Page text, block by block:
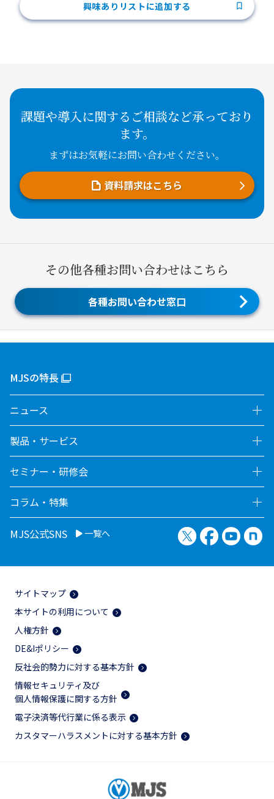
興味ありリストに追加する
課題や導入に関するご相談など承っており
ます。
まずはお気軽にお問い合わせください。
資料請求はこちら
その他各種お問い合わせはこちら
各種お問い合わせ窓口
MJSの特長
ニュース
製品・サービス
セミナー・研修会
コラム・特集
MJS公式SNS 一覧へ X（旧Twitter）
Facebook
サイトマップ
本サイトの利用について
人権方針
DE&Iポリシー
反社会的勢力に対する基本方針
情報セキュリティ及び
個人情報保護に関する方針
電子決済等代行業に係る表示
カスタマーハラスメントに対する基本方針